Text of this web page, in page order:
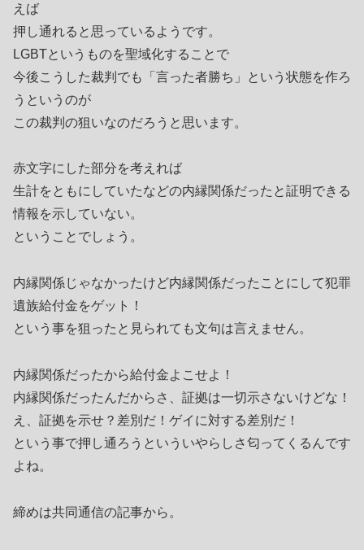
えば
押し通れると思っているようです。
LGBTというものを聖域化することで
今後こうした裁判でも「言った者勝ち」という状態を作ろ
うというのが
この裁判の狙いなのだろうと思います。
赤文字にした部分を考えれば
生計をともにしていたなどの内縁関係だったと証明できる
情報を示していない。
ということでしょう。
内縁関係じゃなかったけど内縁関係だったことにして犯罪
遺族給付金をゲット！
という事を狙ったと見られても文句は言えません。
内縁関係だったから給付金よこせよ！
内縁関係だったんだからさ、証拠は一切示さないけどな！
え、証拠を示せ？差別だ！ゲイに対する差別だ！
という事で押し通ろうといういやらしさ匂ってくるんです
よね。
締めは共同通信の記事から。